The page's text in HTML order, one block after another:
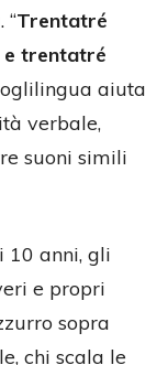
“Trentatré
trentatré
aiuta
verbale,
suoni simili
10 anni, gli
e propri
sopra
chi scala le